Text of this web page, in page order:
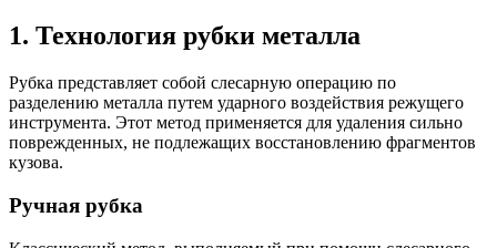
1. Технология рубки металла
Рубка представляет собой слесарную операцию по
разделению металла путем ударного воздействия режущего
инструмента. Этот метод применяется для удаления сильно
поврежденных, не подлежащих восстановлению фрагментов
кузова.
Ручная рубка